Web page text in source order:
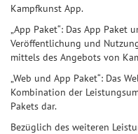
Kampfkunst App.
„App Paket“: Das App Paket
Veröffentlichung und
mittels des Angebots von
„Web und App Paket“: Das
Kombination der
Pakets dar.
Bezüglich des weiteren